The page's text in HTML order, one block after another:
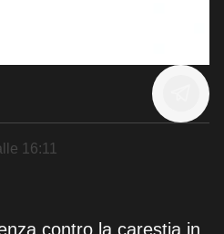
16:11
contro la carestia in